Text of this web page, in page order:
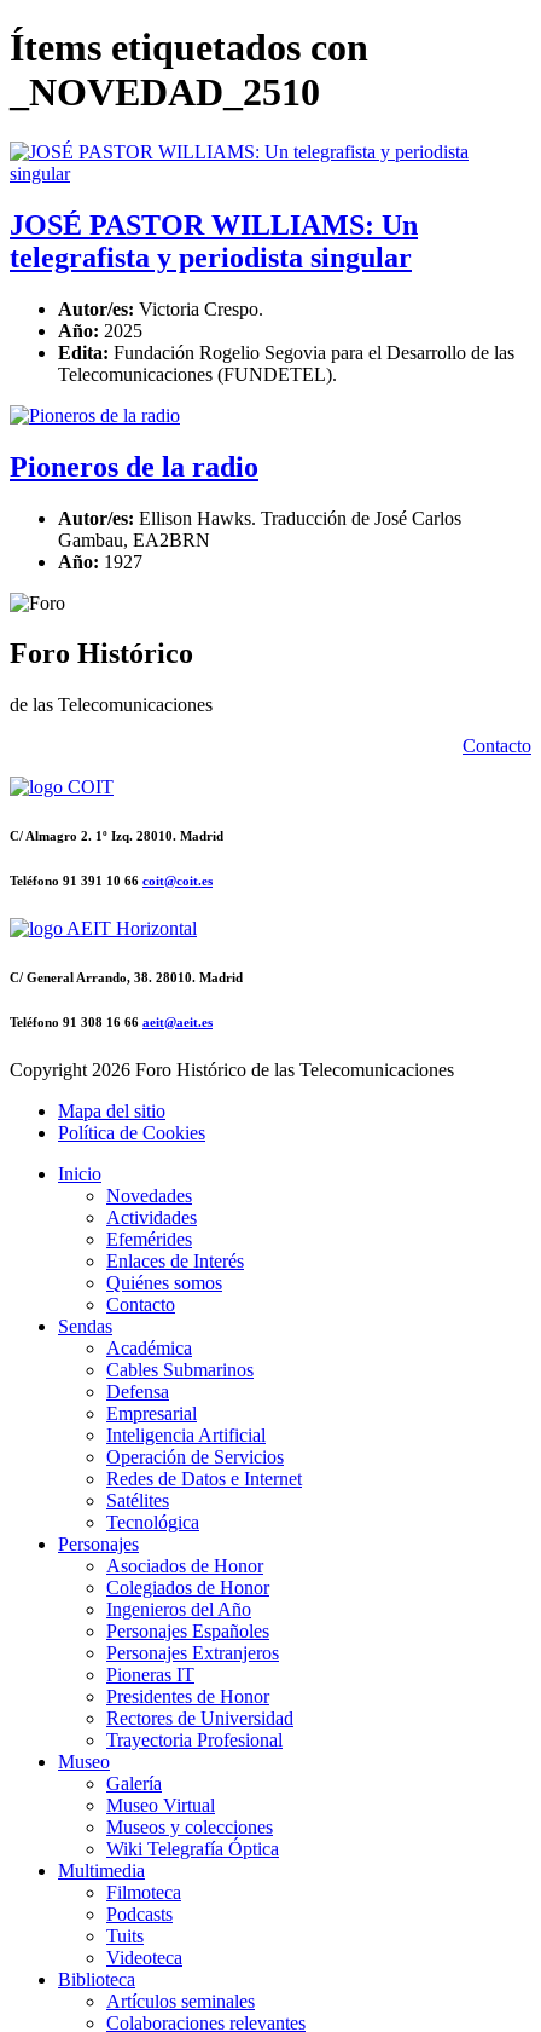
Ítems etiquetados con
_NOVEDAD_2510
JOSÉ PASTOR WILLIAMS: Un
telegrafista y periodista singular
Autor/es: Victoria Crespo.
Año: 2025
Edita: Fundación Rogelio Segovia para el Desarrollo de las
Telecomunicaciones (FUNDETEL).
Pioneros de la radio
Autor/es: Ellison Hawks. Traducción de José Carlos
Gambau, EA2BRN
Año: 1927
Foro Histórico
de las Telecomunicaciones
Contacto
C/ Almagro 2. 1º Izq. 28010. Madrid
Teléfono 91 391 10 66 coit@coit.es
C/ General Arrando, 38. 28010. Madrid
Teléfono 91 308 16 66 aeit@aeit.es
Copyright 2026 Foro Histórico de las Telecomunicaciones
Mapa del sitio
Política de Cookies
Inicio
Novedades
Actividades
Efemérides
Enlaces de Interés
Quiénes somos
Contacto
Sendas
Académica
Cables Submarinos
Defensa
Empresarial
Inteligencia Artificial
Operación de Servicios
Redes de Datos e Internet
Satélites
Tecnológica
Personajes
Asociados de Honor
Colegiados de Honor
Ingenieros del Año
Personajes Españoles
Personajes Extranjeros
Pioneras IT
Presidentes de Honor
Rectores de Universidad
Trayectoria Profesional
Museo
Galería
Museo Virtual
Museos y colecciones
Wiki Telegrafía Óptica
Multimedia
Filmoteca
Podcasts
Tuits
Videoteca
Biblioteca
Artículos seminales
Colaboraciones relevantes